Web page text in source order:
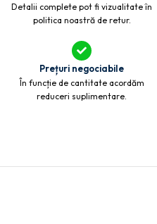
Detalii complete pot fi vizualitate în
politica noastră de retur.
Prețuri negociabile
În funcție de cantitate acordăm
reduceri suplimentare.